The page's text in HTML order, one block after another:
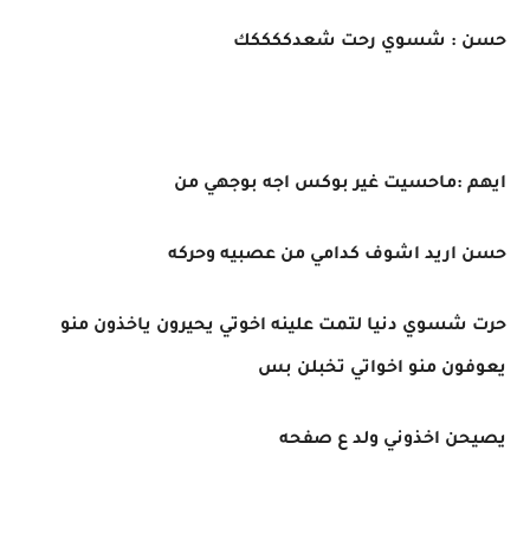
حسن : شسوي رحت شعدككككك
ايهم :ماحسيت غير بوكس اجه بوجهي من
حسن اريد اشوف كدامي من عصبيه وحركه
حرت شسوي دنيا لتمت علينه اخوتي يحيرون ياخذون منو
يعوفون منو اخواتي تخبلن بس
يصيحن اخذوني ولد ع صفحه